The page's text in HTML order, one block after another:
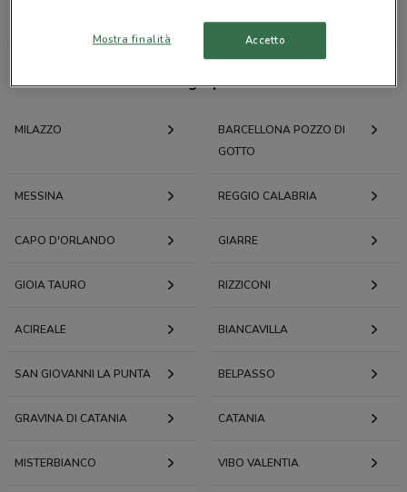
Via Firenza snc Milazzo
56 m
VIA M. REGIS 24
59 m
Via Del Sole, 1 Milazzo
Offerte volantini e cataloghi per città nelle vicinanze
MILAZZO
BARCELLONA POZZO DI
GOTTO
MESSINA REGGIO CALABRIA
CAPO D'ORLANDO GIARRE
GIOIA TAURO RIZZICONI
ACIREALE BIANCAVILLA
SAN GIOVANNI LA PUNTA BELPASSO
GRAVINA DI CATANIA CATANIA
MISTERBIANCO VIBO VALENTIA
Mostra finalità Accetto